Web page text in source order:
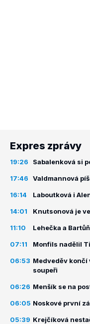
Expres zprávy
19:26 Sabalenková si
17:46 Valdmannová
16:14 Laboutková i
14:01 Knutsonová je
11:10 Lehečka a
07:11 Monfils nadělil
06:53 Medveděv končí
soupeři
06:26 Menšík se na
06:05 Noskové první
05:39 Krejčíková